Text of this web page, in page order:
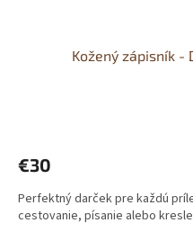
Kožený zápisník -
€30
Perfektný darček pre každú
cestovanie, písanie alebo